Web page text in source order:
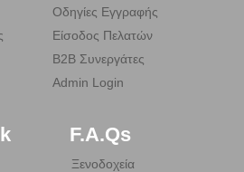
Οδηγίες Εγγραφής
Είσοδος Πελατών
B2B Συνεργάτες
Admin Login
F.A.Qs
Ξενοδοχεία